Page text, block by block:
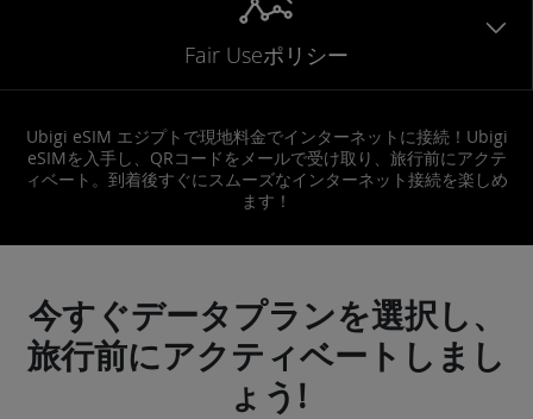
Fair Useポリシー
Ubigi eSIM エジプトで現地料金でインターネットに接続！Ubigi
eSIMを入手し、QRコードをメールで受け取り、旅行前にアクテ
ィベート。到着後すぐにスムーズなインターネット接続を楽しめ
ます！
今すぐデータプランを選択し、
旅行前にアクティベートしまし
ょう!